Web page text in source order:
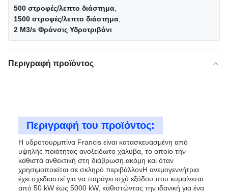
500 στροφές/λεπτο διάστημα
1500 στροφές/λεπτο διάστημα
2 M3/s Φράνσις Υδροτριβάνι
Περιγραφή προϊόντος
Περιγραφή του προϊόντος:
Η υδροτουρμπίνα Francis είναι κατασκευασμένη από
υψηλής ποιότητας ανοξείδωτο χάλυβα, το οποίο την
καθιστά ανθεκτική στη διάβρωση.ακόμη και όταν
χρησιμοποιείται σε σκληρό περιβάλλονΗ ανεμογεννήτρια
έχει σχεδιαστεί για να παράγει ισχύ εξόδου που κυμαίνεται
από 50 kW έως 5000 kW, καθιστώντας την ιδανική για ένα